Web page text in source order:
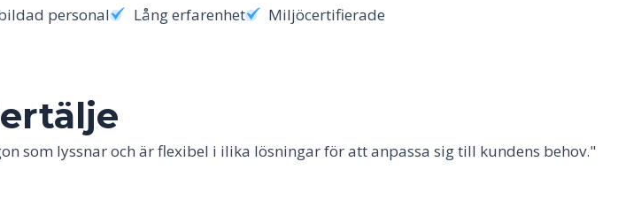
personal Lång erfarenhet Miljöcertifierade
som lyssnar och är flexibel i ilika lösningar för att anpassa sig till kundens behov."